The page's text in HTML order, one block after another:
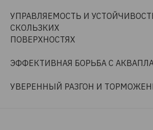
УПРАВЛЯЕМОСТЬ И
СКОЛЬЗКИХ
ПОВЕРХНОСТЯХ
ЭФФЕКТИВНАЯ БОРЬБА С
УВЕРЕННЫЙ РАЗГОН И